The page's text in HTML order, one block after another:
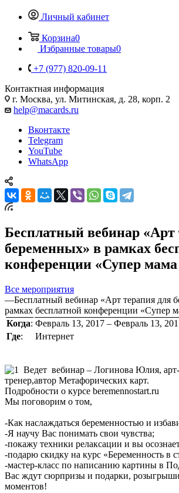
Личный кабинет
Корзина0
Избранные товары0
+7 (977) 820-09-11
Контактная информация
г. Москва, ул. Митинская, д. 28, корп. 2
help@macards.ru
Вконтакте
Telegram
YouTube
WhatsApp
Бесплатный вебинар «Арт
беременных» в рамках
конференции «Супер мама
Все мероприятия
—Бесплатный вебинар «Арт терапия для
рамках бесплатной конференции «Супер
Когда: Февраль 13, 2017 – Февраль 13,
Где: Интернет
Ведет вебинар – Логинова Юлия, арт-
тренер,автор Метафорических карт.
Подробности о курсе beremennostart.ru
Мы поговорим о том,
-Как наслаждаться беременностью и
-Я научу Вас понимать свои чувства;
-покажу техники релаксации и вы
-подарю скидку на курс «Беременность в
-мастер-класс по написанию картины в
Вас ждут сюрпризы и подарки,
моментов!